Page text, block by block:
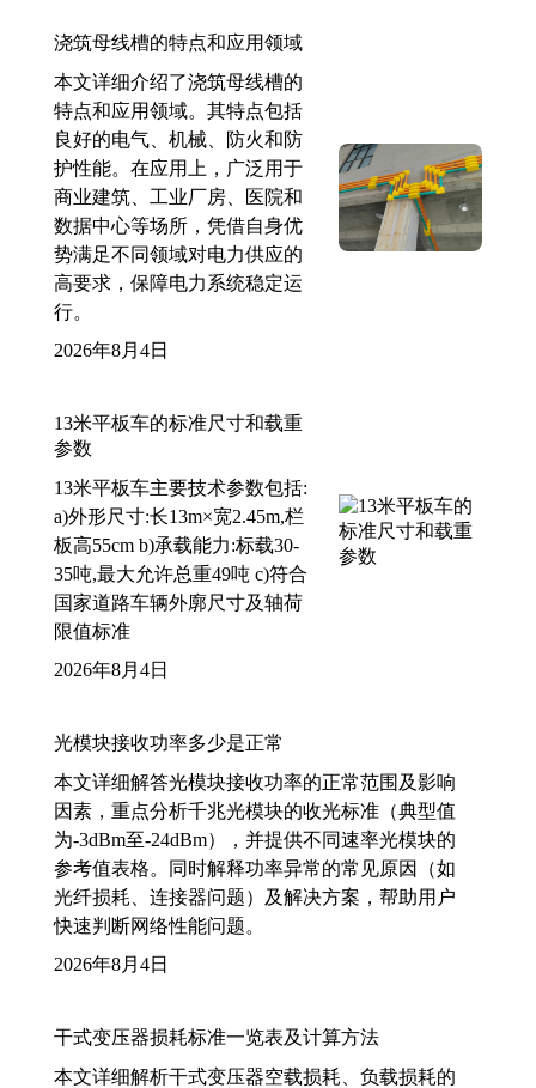
浇筑母线槽的特点和应用领域
本文详细介绍了浇筑母线槽的
特点和应用领域。其特点包括
良好的电气、机械、防火和防
护性能。在应用上，广泛用于
商业建筑、工业厂房、医院和
数据中心等场所，凭借自身优
势满足不同领域对电力供应的
高要求，保障电力系统稳定运
行。
2026年8月4日
13米平板车的标准尺寸和载重
参数
13米平板车主要技术参数包括:
a)外形尺寸:长13m×宽2.45m,栏
板高55cm b)承载能力:标载30-
35吨,最大允许总重49吨 c)符合
国家道路车辆外廓尺寸及轴荷
限值标准
2026年8月4日
光模块接收功率多少是正常
本文详细解答光模块接收功率的正常范围及影响
因素，重点分析千兆光模块的收光标准（典型值
为-3dBm至-24dBm），并提供不同速率光模块的
参考值表格。同时解释功率异常的常见原因（如
光纤损耗、连接器问题）及解决方案，帮助用户
快速判断网络性能问题。
2026年8月4日
干式变压器损耗标准一览表及计算方法
本文详细解析干式变压器空载损耗、负载损耗的